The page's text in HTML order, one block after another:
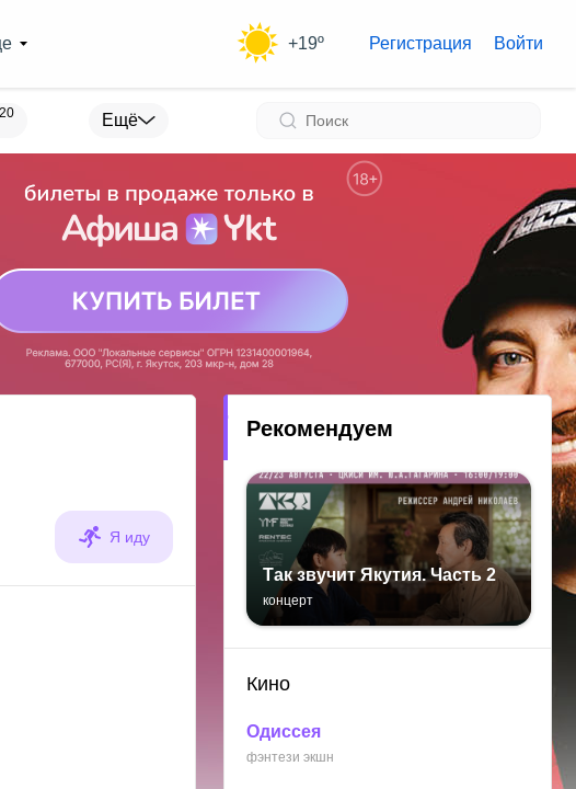
+19º Регистрация Войти
20 Ещё
Я иду
Рекомендуем
концерт
Так звучит Якутия. Часть 2
Кино
Одиссея
фэнтези экшн